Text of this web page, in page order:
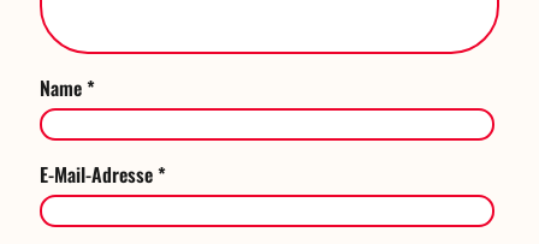
Name*
E-Mail-Adresse*